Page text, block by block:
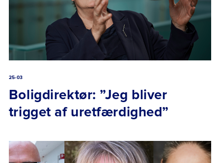
25-03
Boligdirektør: ”Jeg bliver
trigget af uretfærdighed”